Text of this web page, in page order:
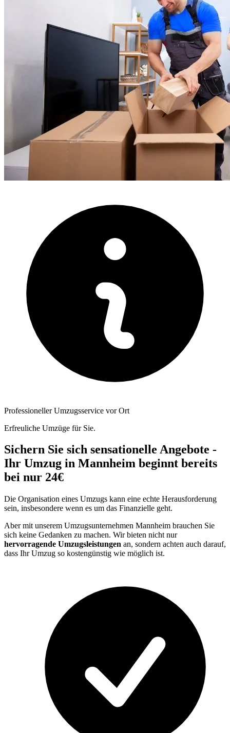
Professioneller Umzugsservice vor Ort
Erfreuliche Umzüge für Sie.
Sichern Sie sich sensationelle Angebote -
Ihr Umzug in Mannheim beginnt bereits
bei nur 24€
Die Organisation eines Umzugs kann eine echte Herausforderung
sein, insbesondere wenn es um das Finanzielle geht.
Aber mit unserem Umzugsunternehmen Mannheim brauchen Sie
sich keine Gedanken zu machen. Wir bieten nicht nur
hervorragende Umzugsleistungen an, sondern achten auch darauf,
dass Ihr Umzug so kostengünstig wie möglich ist.